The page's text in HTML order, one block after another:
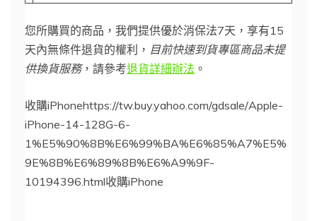
您所購買的商品，我們提供優於消保法7天，享有15
天內無條件退貨的權利， 目前快速到貨專區商品未提
供換貨服務，請參考退貨詳細辦法 。
收購iPhonehttps://tw.buy.yahoo.com/gdsale/Apple-
iPhone-14-128G-6-
1%E5%90%8B%E6%99%BA%E6%85%A7%E5%
9E%8B%E6%89%8B%E6%A9%9F-
10194396.html收購iPhone